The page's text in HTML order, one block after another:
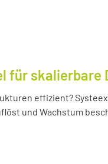
für
effizient?
und Wachstum